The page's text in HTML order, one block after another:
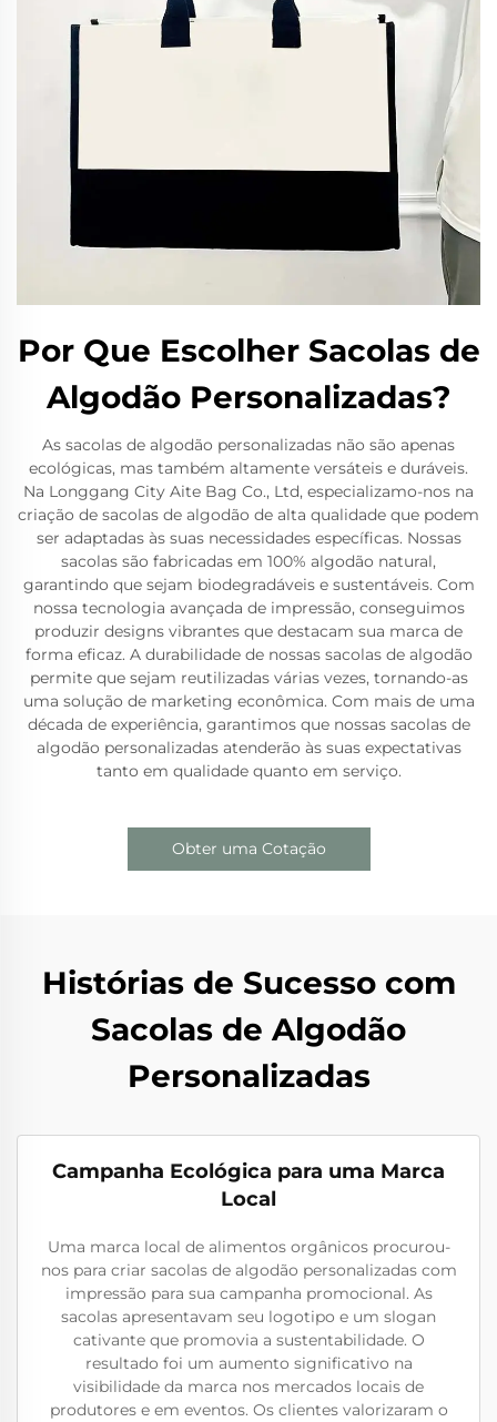
Por Que Escolher Sacolas de
Algodão Personalizadas?
As sacolas de algodão personalizadas não são apenas
ecológicas, mas também altamente versáteis e duráveis.
Na Longgang City Aite Bag Co., Ltd, especializamo-nos na
criação de sacolas de algodão de alta qualidade que podem
ser adaptadas às suas necessidades específicas. Nossas
sacolas são fabricadas em 100% algodão natural,
garantindo que sejam biodegradáveis e sustentáveis. Com
nossa tecnologia avançada de impressão, conseguimos
produzir designs vibrantes que destacam sua marca de
forma eficaz. A durabilidade de nossas sacolas de algodão
permite que sejam reutilizadas várias vezes, tornando-as
uma solução de marketing econômica. Com mais de uma
década de experiência, garantimos que nossas sacolas de
algodão personalizadas atenderão às suas expectativas
tanto em qualidade quanto em serviço.
Obter uma Cotação
Histórias de Sucesso com
Sacolas de Algodão
Personalizadas
Campanha Ecológica para uma Marca
Local
Uma marca local de alimentos orgânicos procurou-
nos para criar sacolas de algodão personalizadas com
impressão para sua campanha promocional. As
sacolas apresentavam seu logotipo e um slogan
cativante que promovia a sustentabilidade. O
resultado foi um aumento significativo na
visibilidade da marca nos mercados locais de
produtores e em eventos. Os clientes valorizaram o